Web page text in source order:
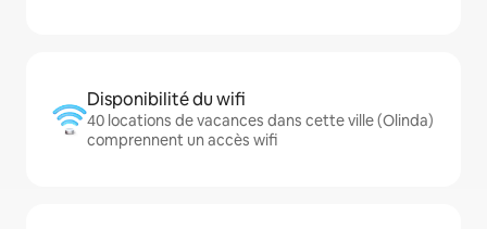
Disponibilité du wifi
40 locations de vacances dans cette ville (Olinda)
comprennent un accès wifi